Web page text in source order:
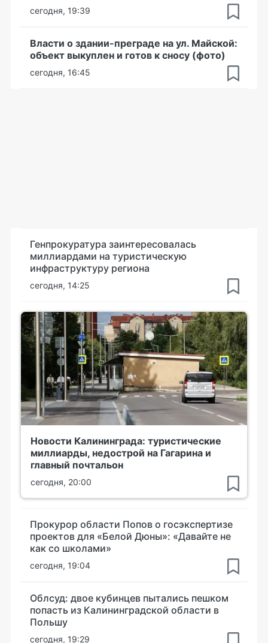
сегодня, 19:39
Власти о здании-преграде на ул. Майской:
объект выкуплен и готов к сносу (фото)
сегодня, 16:45
Генпрокуратура заинтересовалась
миллиардами на туристическую
инфраструктуру региона
сегодня, 14:25
Новости Калининграда: туристические
миллиарды, недострой на Гагарина и
главный почтальон
сегодня, 20:00
Прокурор области Попов о госэкспертизе
проектов для «Белой Дюны»: «Давайте не
как со школами»
сегодня, 19:04
Облсуд: двое кубинцев пытались пешком
попасть из Калининградской области в
Польшу
сегодня, 19:29